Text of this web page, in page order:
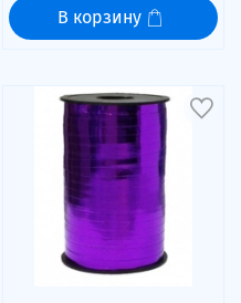
В корзину